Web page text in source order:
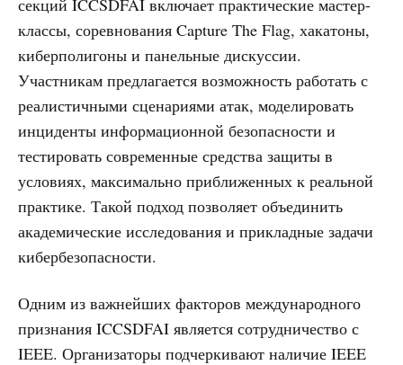
секций ICCSDFAI включает практические мастер-
классы, соревнования Capture The Flag, хакатоны,
киберполигоны и панельные дискуссии.
Участникам предлагается возможность работать с
реалистичными сценариями атак, моделировать
инциденты информационной безопасности и
тестировать современные средства защиты в
условиях, максимально приближенных к реальной
практике. Такой подход позволяет объединить
академические исследования и прикладные задачи
кибербезопасности.
Одним из важнейших факторов международного
признания ICCSDFAI является сотрудничество с
IEEE. Организаторы подчеркивают наличие IEEE